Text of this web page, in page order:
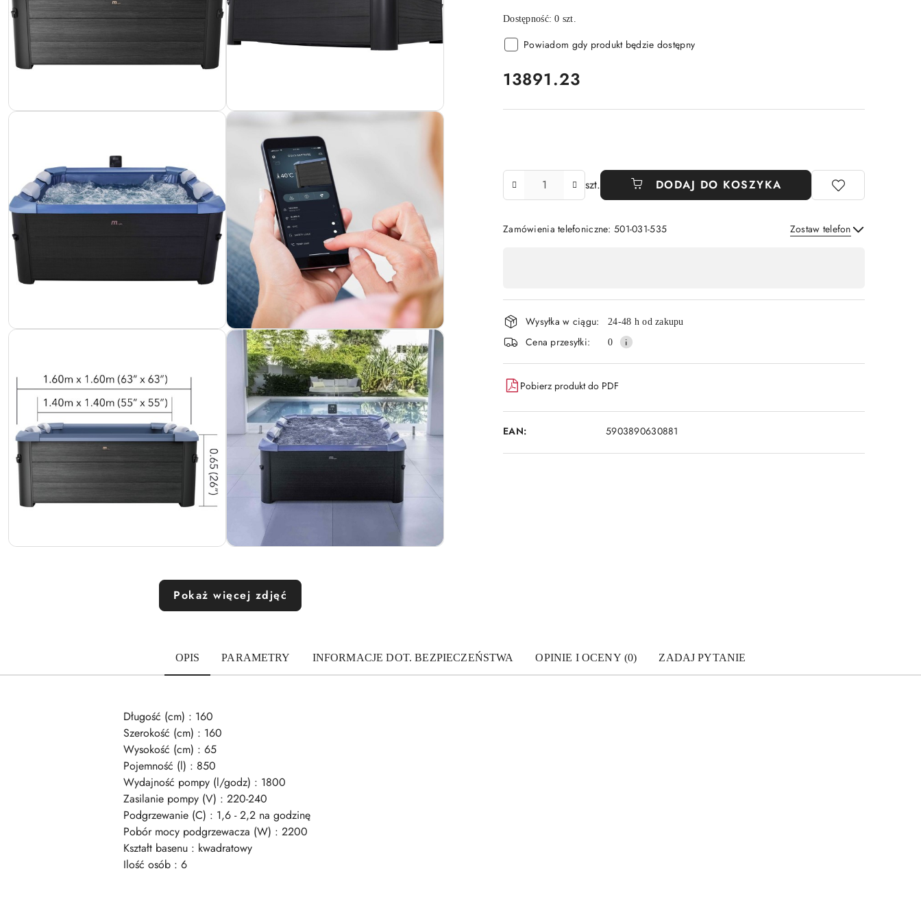
Pokaż więcej zdjęć
Dostępność:0 szt.
Powiadom gdy produkt będzie dostępny
cena:
13891.23
szt. DODAJ DO KOSZYKA
Zamówienia telefoniczne: 501-031-535 Zostaw telefon
płatność
i
dostawa
Wysyłka w ciągu: 24-48 h od zakupu
Cena przesyłki: 0
Pobierz produkt do PDF
EAN: 5903890630881
OPIS PARAMETRY INFORMACJE DOT. BEZPIECZEŃSTWA OPINIE I OCENY (0) ZADAJ PYTANIE
Długość (cm) : 160
Szerokość (cm) : 160
Wysokość (cm) : 65
Pojemność (l) : 850
Wydajność pompy (l/godz) : 1800
Zasilanie pompy (V) : 220-240
Podgrzewanie (C) : 1,6 - 2,2 na godzinę
Pobór mocy podgrzewacza (W) : 2200
Kształt basenu : kwadratowy
Ilość osób : 6